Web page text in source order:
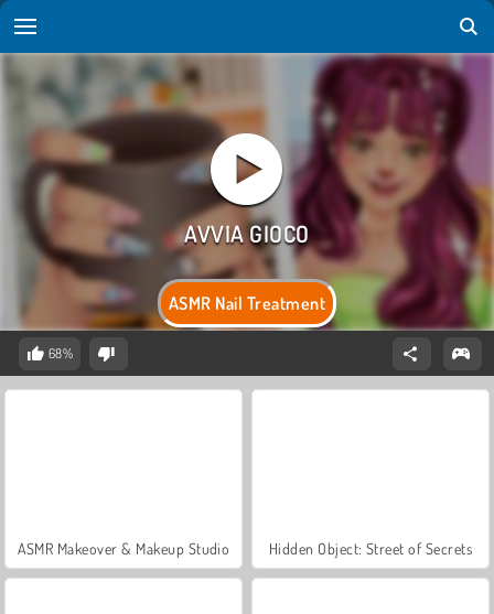
ASMR Nail Treatment
68%
ASMR Makeover & Makeup Studio Hidden Object: Street of Secrets